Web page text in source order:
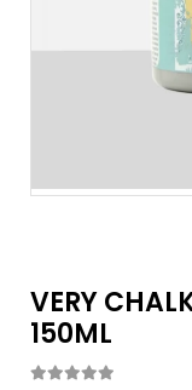
VERY
150ML